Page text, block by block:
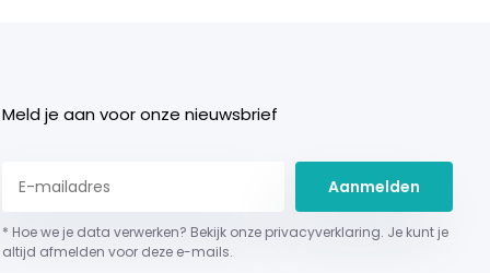
Meld je aan voor onze nieuwsbrief
Aanmelden
* Hoe we je data verwerken? Bekijk onze privacyverklaring. Je kunt je
altijd afmelden voor deze e-mails.